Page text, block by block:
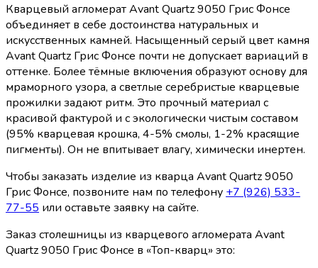
Кварцевый агломерат Avant Quartz 9050 Грис Фонсе
объединяет в себе достоинства натуральных и
искусственных камней. Насыщенный серый цвет камня
Avant Quartz Грис Фонсе почти не допускает вариаций в
оттенке. Более тёмные включения образуют основу для
мраморного узора, а светлые серебристые кварцевые
прожилки задают ритм. Это прочный материал с
красивой фактурой и с экологически чистым составом
(95% кварцевая крошка, 4-5% смолы, 1-2% красящие
пигменты). Он не впитывает влагу, химически инертен.
Чтобы заказать изделие из кварца Avant Quartz 9050
Грис Фонсе, позвоните нам по телефону +7 (926) 533-
77-55 или оставьте заявку на сайте.
Заказ столешницы из кварцевого агломерата Avant
Quartz 9050 Грис Фонсе в «Топ-кварц» это: